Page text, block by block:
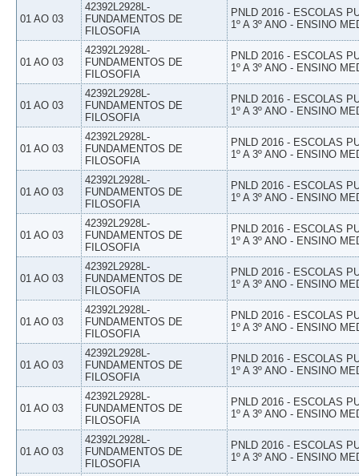
01 AO 03
42392L2928L-
FUNDAMENTOS DE
FILOSOFIA
PNLD 2016 - ESCOLAS
1º A 3º ANO - ENSINO
01 AO 03
42392L2928L-
FUNDAMENTOS DE
FILOSOFIA
PNLD 2016 - ESCOLAS
1º A 3º ANO - ENSINO
01 AO 03
42392L2928L-
FUNDAMENTOS DE
FILOSOFIA
PNLD 2016 - ESCOLAS
1º A 3º ANO - ENSINO
01 AO 03
42392L2928L-
FUNDAMENTOS DE
FILOSOFIA
PNLD 2016 - ESCOLAS
1º A 3º ANO - ENSINO
01 AO 03
42392L2928L-
FUNDAMENTOS DE
FILOSOFIA
PNLD 2016 - ESCOLAS
1º A 3º ANO - ENSINO
01 AO 03
42392L2928L-
FUNDAMENTOS DE
FILOSOFIA
PNLD 2016 - ESCOLAS
1º A 3º ANO - ENSINO
01 AO 03
42392L2928L-
FUNDAMENTOS DE
FILOSOFIA
PNLD 2016 - ESCOLAS
1º A 3º ANO - ENSINO
01 AO 03
42392L2928L-
FUNDAMENTOS DE
FILOSOFIA
PNLD 2016 - ESCOLAS
1º A 3º ANO - ENSINO
01 AO 03
42392L2928L-
FUNDAMENTOS DE
FILOSOFIA
PNLD 2016 - ESCOLAS
1º A 3º ANO - ENSINO
01 AO 03
42392L2928L-
FUNDAMENTOS DE
FILOSOFIA
PNLD 2016 - ESCOLAS
1º A 3º ANO - ENSINO
01 AO 03
42392L2928L-
FUNDAMENTOS DE
FILOSOFIA
PNLD 2016 - ESCOLAS
1º A 3º ANO - ENSINO